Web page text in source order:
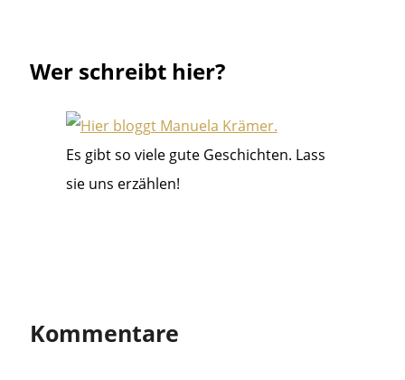
Wer schreibt hier?
Es gibt so viele gute Geschichten. Lass
sie uns erzählen!
Kommentare